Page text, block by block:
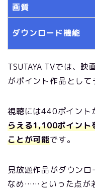
画質
ダウンロード機能
TSUTAYA TVでは、映
がポイント作品として
視聴には440ポイント
らえる1,100ポイント
ことが可能です。
見放題作品がダウン
なめ……といった点が